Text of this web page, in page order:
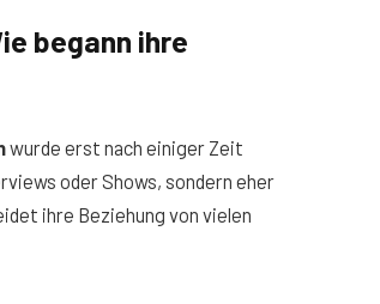
begann ihre
wurde erst nach einiger Zeit
oder Shows, sondern eher
ihre Beziehung von vielen